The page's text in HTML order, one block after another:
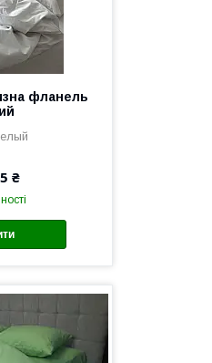
фланель
₴